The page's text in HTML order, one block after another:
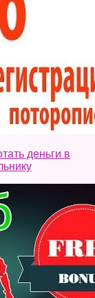
деньги в